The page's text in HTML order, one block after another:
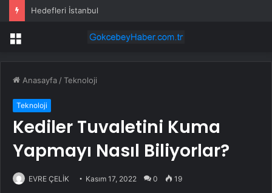
Hedefleri İstanbul
Menü
Anasayfa /Teknoloji
Teknoloji
Kediler Tuvaletini Kuma
Yapmayı Nasıl Biliyorlar?
EVRE ÇELİK Kasım 17, 2022 0 19